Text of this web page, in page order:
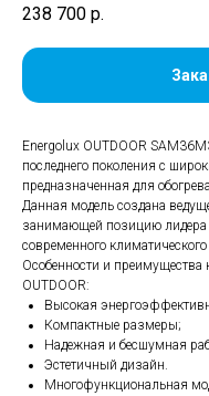
238 700 р.
Energolux OUTDOOR
последнего поколения с
предназначенная для
Данная модель создана
занимающей позицию лидера
современного
Особенности и
OUTDOOR:
Высокая
Компактные размеры;
Надежная и бесшумная
Эстетичный дизайн.
Многофункциональная